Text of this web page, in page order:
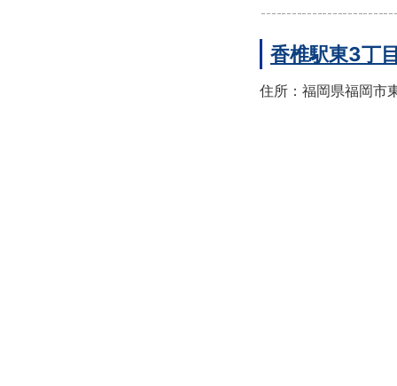
香椎駅東3丁
住所：福岡県福岡市